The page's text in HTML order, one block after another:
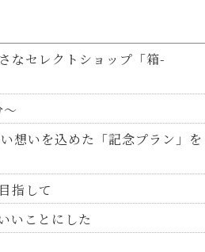
なセレクトショップ「箱-
～
想いを込めた「記念プラン」を
指して
いことにした